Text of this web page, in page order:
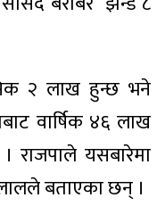
२ लाख हुन्छ भने
वार्षिक ४६ लाख
राजपाले यसबारेमा
बताएका छन् ।